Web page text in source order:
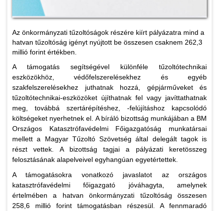
Az önkormányzati tűzoltóságok részére kiírt pályázatra mind a
hatvan tűzoltóság igényt nyújtott be összesen csaknem 262,3
millió forint értékben.
A támogatás segítségével különféle tűzoltótechnikai
eszközökhöz, védőfelszerelésekhez és egyéb
szakfelszerelésekhez juthatnak hozzá, gépjárműveket és
tűzoltótechnikai-eszközöket újíthatnak fel vagy javíttathatnak
meg, továbbá szertárépítéshez, -felújításhoz kapcsolódó
költségeket nyerhetnek el. A bíráló bizottság munkájában a BM
Országos Katasztrófavédelmi Főigazgatóság munkatársai
mellett a Magyar Tűzoltó Szövetség által delegált tagok is
részt vettek. A bizottság tagjai a pályázati keretösszeg
felosztásának alapelveivel egyhangúan egyetértettek.
A támogatásokra vonatkozó javaslatot az országos
katasztrófavédelmi főigazgató jóváhagyta, amelynek
értelmében a hatvan önkormányzati tűzoltóság összesen
258,6 millió forint támogatásban részesül. A fennmaradó